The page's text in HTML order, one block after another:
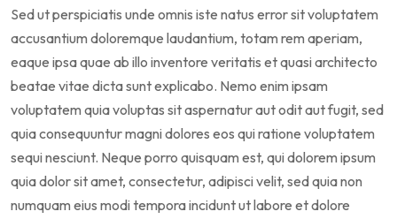
Sed ut perspiciatis unde omnis iste natus error sit voluptatem
accusantium doloremque laudantium, totam rem aperiam,
eaque ipsa quae ab illo inventore veritatis et quasi architecto
beatae vitae dicta sunt explicabo. Nemo enim ipsam
voluptatem quia voluptas sit aspernatur aut odit aut fugit, sed
quia consequuntur magni dolores eos qui ratione voluptatem
sequi nesciunt. Neque porro quisquam est, qui dolorem ipsum
quia dolor sit amet, consectetur, adipisci velit, sed quia non
numquam eius modi tempora incidunt ut labore et dolore